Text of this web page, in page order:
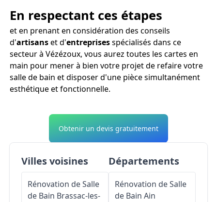
En respectant ces étapes
et en prenant en considération des conseils
d'artisanset d'entreprisesspécialisés dans ce
secteur à Vézézoux, vous aurez toutes les cartes en
main pour mener à bien votre projet de refaire votre
salle de bain et disposer d'une pièce simultanément
esthétique et fonctionnelle.
Obtenir un devis gratuitement
Villes voisines
Rénovation de Salle
de Bain Brassac-les-
Départements
Rénovation de Salle
de Bain Ain